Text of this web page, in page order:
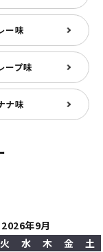
ー味
ープ味
ナ味
2026年9月
火 水 木 金 土